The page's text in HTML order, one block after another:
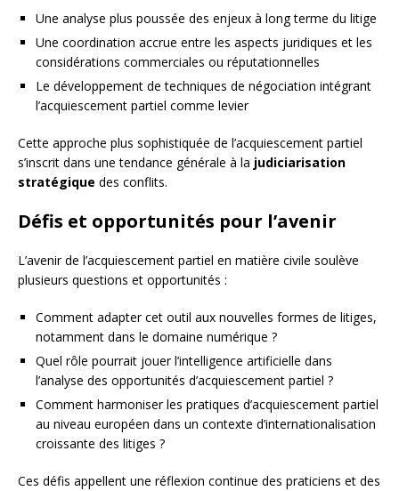
Une analyse plus poussée des enjeux à long terme du litige
Une coordination accrue entre les aspects juridiques et les
considérations commerciales ou réputationnelles
Le développement de techniques de négociation intégrant
l’acquiescement partiel comme levier
Cette approche plus sophistiquée de l’acquiescement partiel
s’inscrit dans une tendance générale à la judiciarisation
stratégique des conflits.
Défis et opportunités pour l’avenir
L’avenir de l’acquiescement partiel en matière civile soulève
plusieurs questions et opportunités :
Comment adapter cet outil aux nouvelles formes de litiges,
notamment dans le domaine numérique ?
Quel rôle pourrait jouer l’intelligence artificielle dans
l’analyse des opportunités d’acquiescement partiel ?
Comment harmoniser les pratiques d’acquiescement partiel
au niveau européen dans un contexte d’internationalisation
croissante des litiges ?
Ces défis appellent une réflexion continue des praticiens et des